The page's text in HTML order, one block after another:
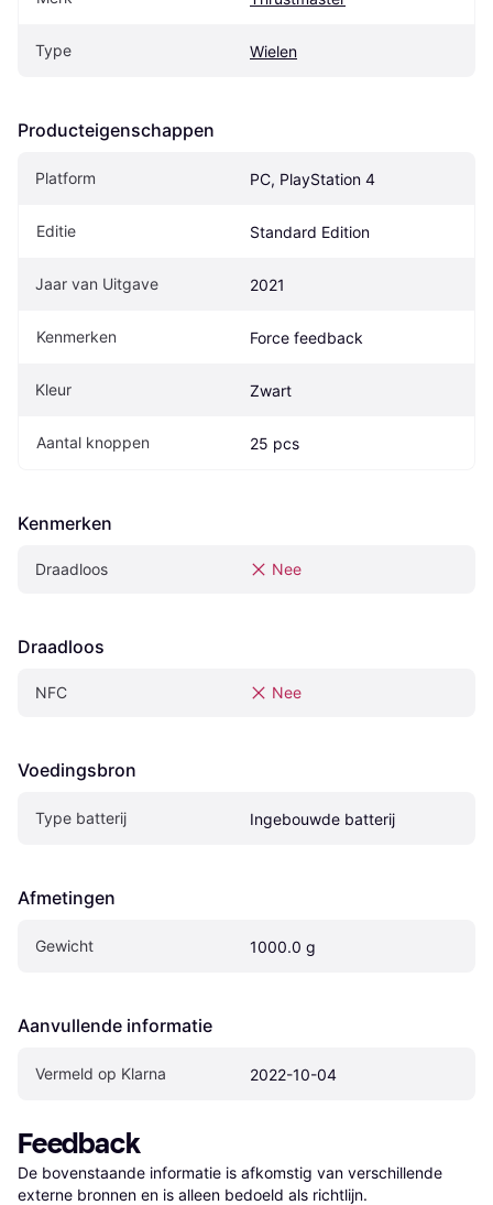
Type Wielen
Producteigenschappen
Platform PC, PlayStation 4
Editie Standard Edition
Jaar van Uitgave 2021
Kenmerken Force feedback
Kleur Zwart
Aantal knoppen 25 pcs
Kenmerken
Draadloos Nee
Draadloos
NFC Nee
Voedingsbron
Type batterij Ingebouwde batterij
Afmetingen
Gewicht 1000.0 g
Aanvullende informatie
Vermeld op Klarna 2022-10-04
Feedback
De bovenstaande informatie is afkomstig van verschillende
externe bronnen en is alleen bedoeld als richtlijn.